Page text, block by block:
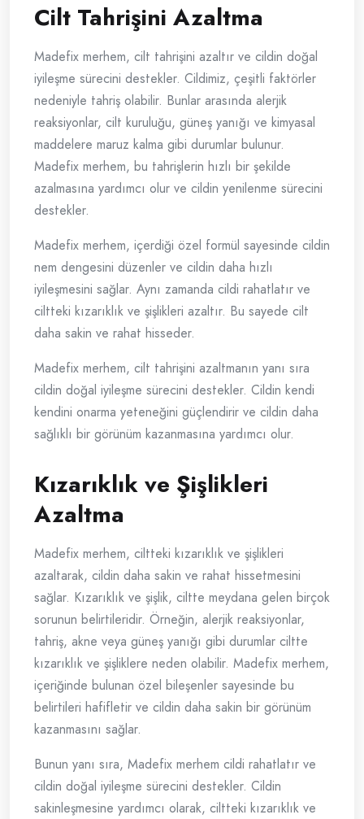
Cilt Tahrişini Azaltma
Madefix merhem, cilt tahrişini azaltır ve cildin doğal
iyileşme sürecini destekler. Cildimiz, çeşitli faktörler
nedeniyle tahriş olabilir. Bunlar arasında alerjik
reaksiyonlar, cilt kuruluğu, güneş yanığı ve kimyasal
maddelere maruz kalma gibi durumlar bulunur.
Madefix merhem, bu tahrişlerin hızlı bir şekilde
azalmasına yardımcı olur ve cildin yenilenme sürecini
destekler.
Madefix merhem, içerdiği özel formül sayesinde cildin
nem dengesini düzenler ve cildin daha hızlı
iyileşmesini sağlar. Aynı zamanda cildi rahatlatır ve
ciltteki kızarıklık ve şişlikleri azaltır. Bu sayede cilt
daha sakin ve rahat hisseder.
Madefix merhem, cilt tahrişini azaltmanın yanı sıra
cildin doğal iyileşme sürecini destekler. Cildin kendi
kendini onarma yeteneğini güçlendirir ve cildin daha
sağlıklı bir görünüm kazanmasına yardımcı olur.
Kızarıklık ve Şişlikleri
Azaltma
Madefix merhem, ciltteki kızarıklık ve şişlikleri
azaltarak, cildin daha sakin ve rahat hissetmesini
sağlar. Kızarıklık ve şişlik, ciltte meydana gelen birçok
sorunun belirtileridir. Örneğin, alerjik reaksiyonlar,
tahriş, akne veya güneş yanığı gibi durumlar ciltte
kızarıklık ve şişliklere neden olabilir. Madefix merhem,
içeriğinde bulunan özel bileşenler sayesinde bu
belirtileri hafifletir ve cildin daha sakin bir görünüm
kazanmasını sağlar.
Bunun yanı sıra, Madefix merhem cildi rahatlatır ve
cildin doğal iyileşme sürecini destekler. Cildin
sakinleşmesine yardımcı olarak, ciltteki kızarıklık ve